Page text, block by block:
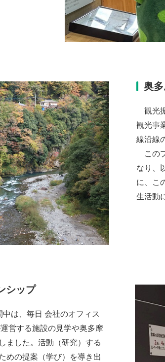
奥
観光
観光事
線沿線
この
なり、
に、こ
生活動
シップ
は、毎日 会社のオフィス
営する施設の見学や奥多摩
ました。活動（研究）する
めの提案（学び）を導き出